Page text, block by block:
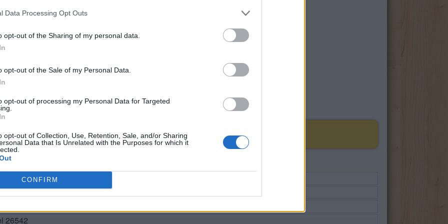
Data Processing Opt Outs
opt-out of the Sharing of my personal data.
opt-out of the Sale of my Personal Data.
opt-out of processing my Personal Data for Targeted
opt-out of Collection, Use, Retention, Sale, and/or Sharing
Data that Is Unrelated with the Purposes for which it
CONFIRM
BUSCAR MÁS RESPUESTAS
26539
26540
26542